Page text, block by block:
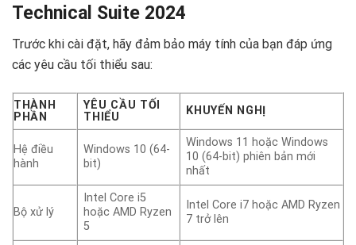
Technical Suite 2024
Trước khi cài đặt, hãy đảm bảo máy tính của bạn đáp ứng
các yêu cầu tối thiểu sau:
THÀNH
PHẦN
YÊU CẦU TỐI
THIỂU
KHUYẾN NGHỊ
Hệ điều
hành
Windows 10 (64-
bit)
Windows 11 hoặc Windows
10 (64-bit) phiên bản mới
nhất
Bộ xử lý
Intel Core i5
hoặc AMD Ryzen
5
Intel Core i7 hoặc AMD Ryzen
7 trở lên